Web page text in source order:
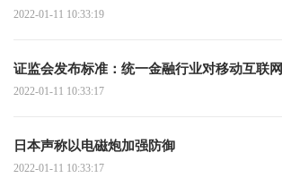
2022-01-11 10:33:19
证监会发布标准：统一金融行业对移动互联
2022-01-11 10:33:17
日本声称以电磁炮加强防御
2022-01-11 10:33:17